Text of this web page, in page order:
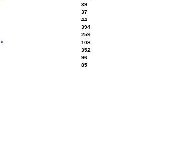
39
37
44
394
259
108
352
96
85